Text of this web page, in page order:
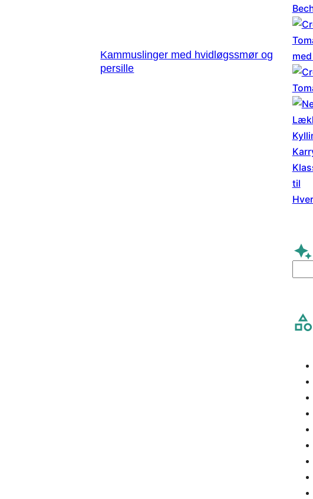
Kammuslinger med hvidløgssmør og
persille
c